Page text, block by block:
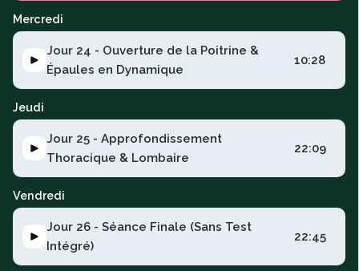
Mercredi
Jour 24 - Ouverture de la Poitrine &
Épaules en Dynamique
10:28
Jeudi
Jour 25 - Approfondissement
Thoracique & Lombaire
22:09
Vendredi
Jour 26 - Séance Finale (Sans Test
Intégré)
22:45